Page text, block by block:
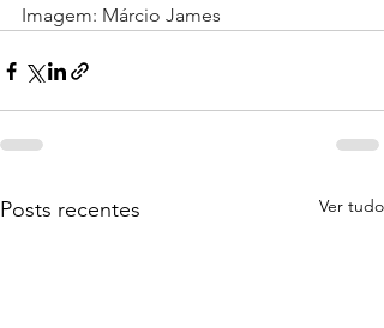
Imagem: Márcio James
Posts recentes Ver tudo